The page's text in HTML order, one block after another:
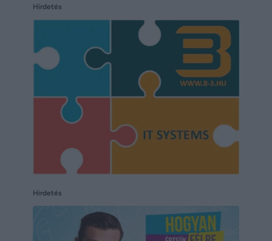
Hirdetés
Hirdetés